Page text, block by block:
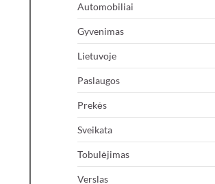
Automobiliai
Gyvenimas
Lietuvoje
Paslaugos
Prekės
Sveikata
Tobulėjimas
Verslas